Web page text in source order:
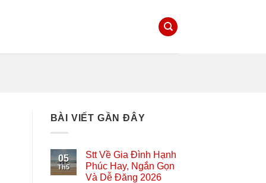
BÀI VIẾT GẦN ĐÂY
05
Th5
Stt Về Gia Đình Hạnh
Phúc Hay, Ngắn Gọn
Và Dễ Đăng 2026